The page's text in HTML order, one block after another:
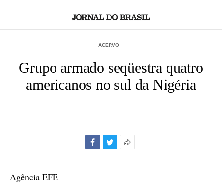
ACERVO
Grupo armado seqüestra quatro
americanos no sul da Nigéria
Agência EFE